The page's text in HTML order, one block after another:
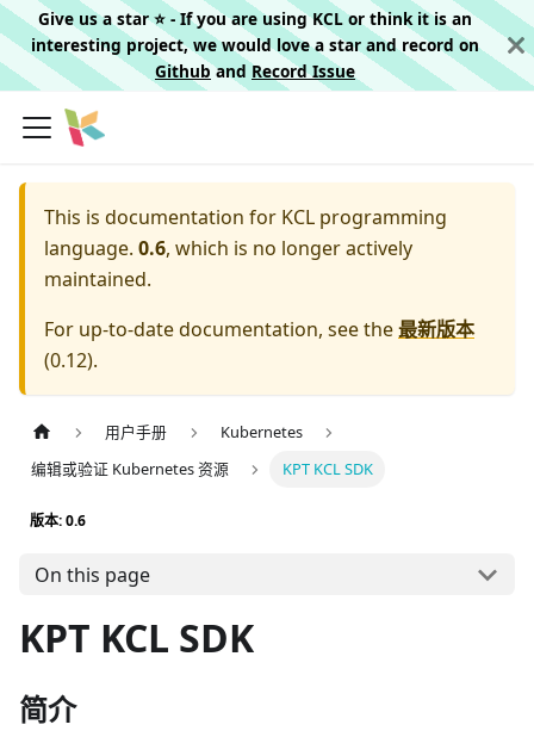
Give us a star ⭐️ - If you are using KCL or think it is an
interesting project, we would love a star and record on
Githuband Record Issue
This is documentation for KCL programming
language. 0.6, which is no longer actively
maintained.
For up-to-date documentation, see the最新版本
(0.12).
用户手册
Kubernetes
编辑或验证 Kubernetes 资源
KPT KCL SDK
版本: 0.6
On this page
KPT KCL SDK
简介